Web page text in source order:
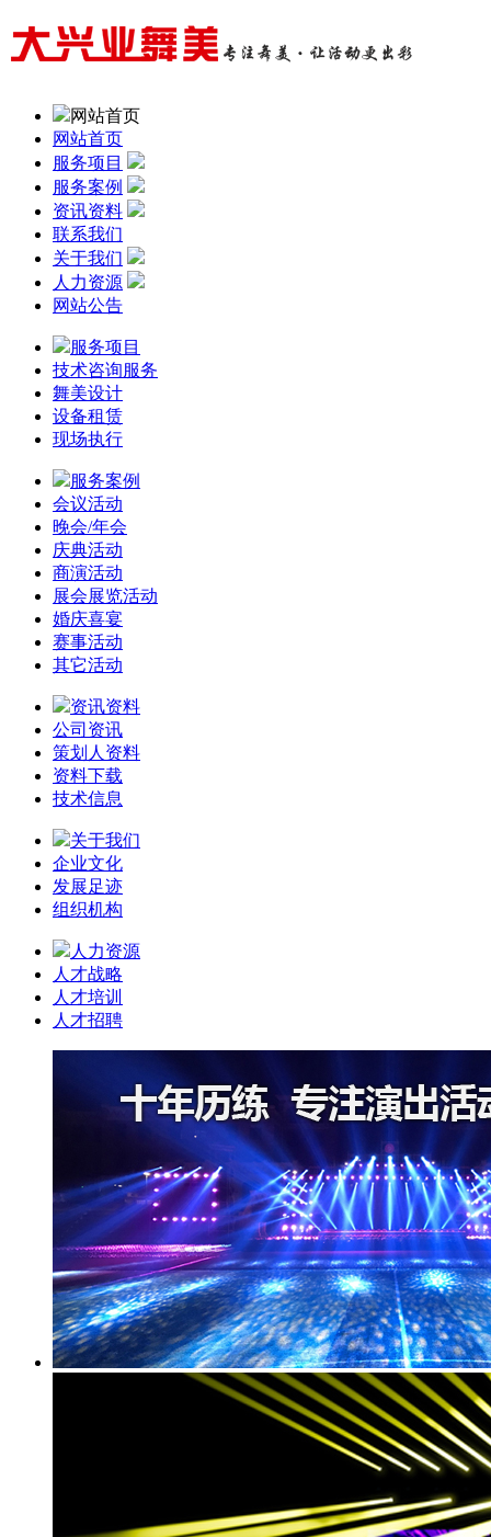
网站首页
网站首页
服务项目
服务案例
资讯资料
联系我们
关于我们
人力资源
网站公告
服务项目
技术咨询服务
舞美设计
设备租赁
现场执行
服务案例
会议活动
晚会/年会
庆典活动
商演活动
展会展览活动
婚庆喜宴
赛事活动
其它活动
资讯资料
公司资讯
策划人资料
资料下载
技术信息
关于我们
企业文化
发展足迹
组织机构
人力资源
人才战略
人才培训
人才招聘